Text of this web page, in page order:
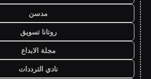
مدسن
روتانا تسويق
مجلة الابداع
نادي الترددات